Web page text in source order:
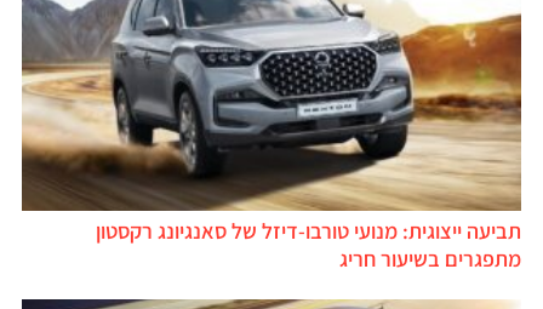
תביעה ייצוגית: מנועי טורבו-דיזל של סאנגיונג רקסטון
מתפגרים בשיעור חריג